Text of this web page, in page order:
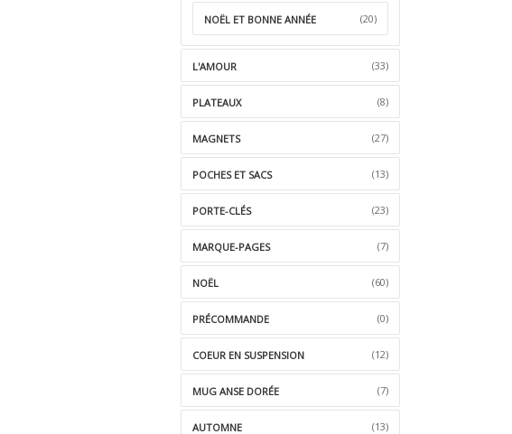
NOËL ET BONNE ANNÉE (20)
L'AMOUR (33)
PLATEAUX (8)
MAGNETS (27)
POCHES ET SACS (13)
PORTE-CLÉS (23)
MARQUE-PAGES (7)
NOËL (60)
PRÉCOMMANDE (0)
COEUR EN SUSPENSION (12)
MUG ANSE DORÉE (7)
AUTOMNE (13)